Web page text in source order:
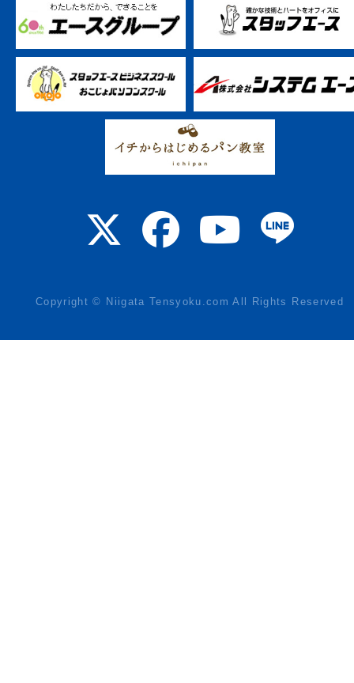
Copyright © Niigata Tensyoku.com All Rights Reserved